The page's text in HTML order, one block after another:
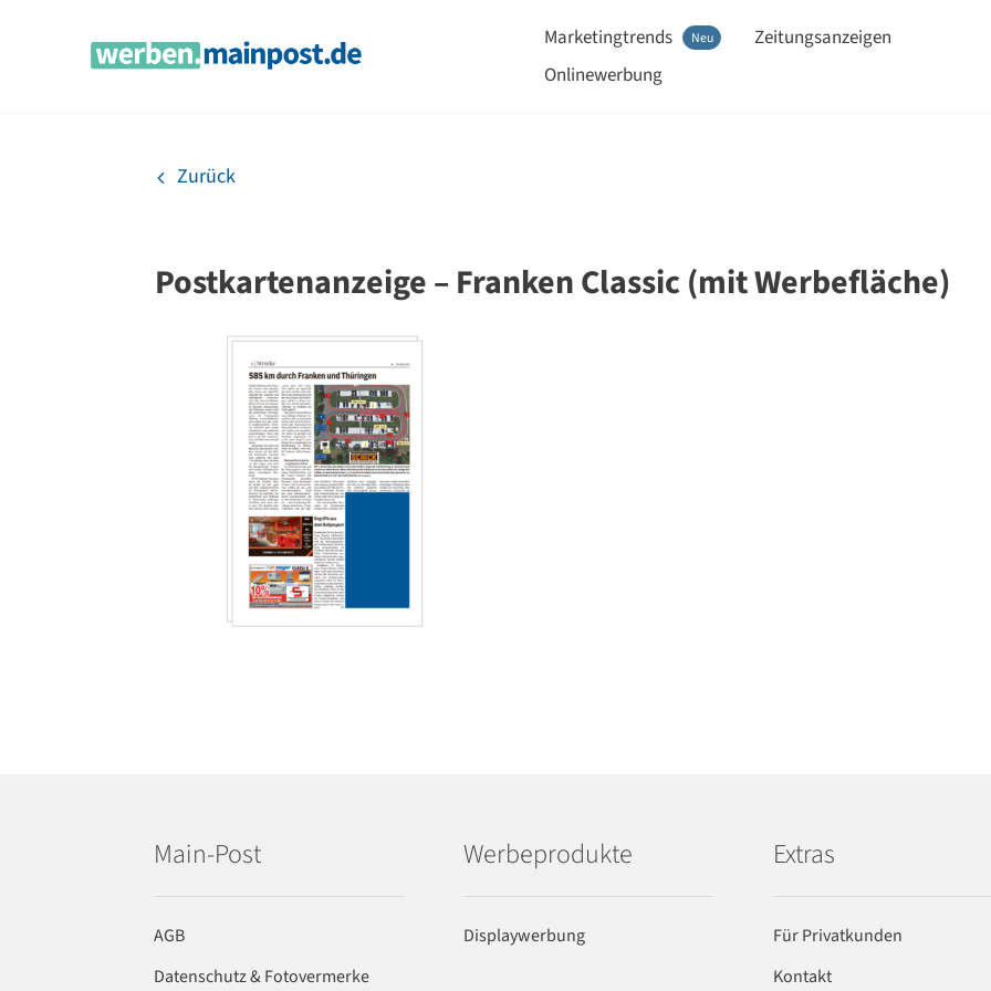
Marketingtrends Neu
Zeitungsanzeigen
Onlinewerbung
Zurück
Postkartenanzeige – Franken Classic (mit Werbefläche)
Main-Post
AGB
Datenschutz & Fotovermerke
Werbeprodukte
Displaywerbung
Extras
Für Privatkunden
Kontakt